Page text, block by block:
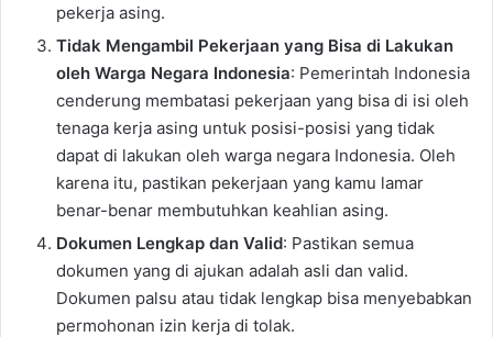
pekerja asing.
Tidak Mengambil Pekerjaan yang Bisa di Lakukan
oleh Warga Negara Indonesia: Pemerintah Indonesia
cenderung membatasi pekerjaan yang bisa di isi oleh
tenaga kerja asing untuk posisi-posisi yang tidak
dapat di lakukan oleh warga negara Indonesia. Oleh
karena itu, pastikan pekerjaan yang kamu lamar
benar-benar membutuhkan keahlian asing.
Dokumen Lengkap dan Valid: Pastikan semua
dokumen yang di ajukan adalah asli dan valid.
Dokumen palsu atau tidak lengkap bisa menyebabkan
permohonan izin kerja di tolak.